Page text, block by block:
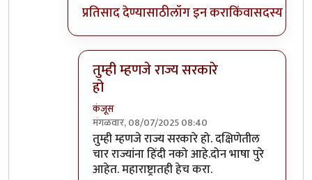
प्रतिसाद देण्यासाठीलॉग इन कराकिंवासदस्य व्हा
तुम्ही म्हणजे राज्य सरकारे
हो
कंजूस
मंगळवार, 08/07/2025 08:40
In reply toमी कशाला आव्हाने देत बसू?
तुम्ही म्हणजे राज्य सरकारे हो. दक्षिणेतील
चार राज्यांना हिंदी नको आहे.दोन भाषा पुरे
आहेत. महाराष्ट्रातही हेच करा.